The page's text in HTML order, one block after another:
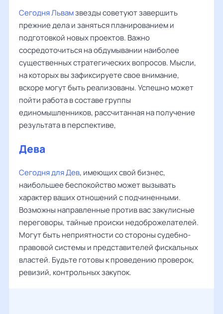
Сегодня Львамзвезды советуют завершить
прежние дела и заняться планированием и
подготовкой новых проектов. Важно
сосредоточиться на обдумывании наиболее
существенных стратегических вопросов. Мысли,
на которых вы зафиксируете свое внимание,
вскоре могут быть реализованы. Успешно может
пойти работа в составе группы
единомышленников, рассчитанная на получение
результата в перспективе,
Дева
Сегодня для Дев, имеющих свой бизнес,
наибольшее беспокойство может вызывать
характер ваших отношений с подчиненными.
Возможны направленные против вас закулисные
переговоры, тайные происки недоброжелателей.
Могут быть неприятности со стороны судебно-
правовой системы и представителей фискальных
властей. Будьте готовы к проведению проверок,
ревизий, контрольных закупок.